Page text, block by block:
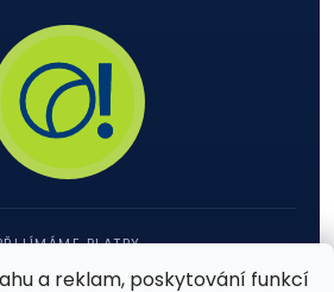
a reklam, poskytování funkcí
PLATBY
Pay Pay